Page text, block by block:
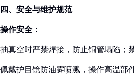
‌四、安全与维护规范‌
‌操作安全‌：
抽真空时严禁焊接，防止铜管塌陷；
佩戴护目镜防油雾喷溅，操作高温部